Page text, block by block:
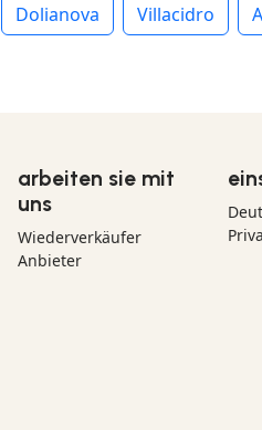
Dolianova Villacidro
arbeiten sie mit
uns
Wiederverkäufer
Anbieter